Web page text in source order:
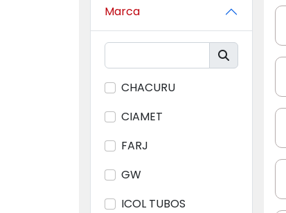
Marca
CHACURU
CIAMET
FARJ
GW
ICOL TUBOS